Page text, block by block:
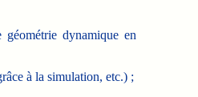
dynamique en
à la simulation, etc.) ;